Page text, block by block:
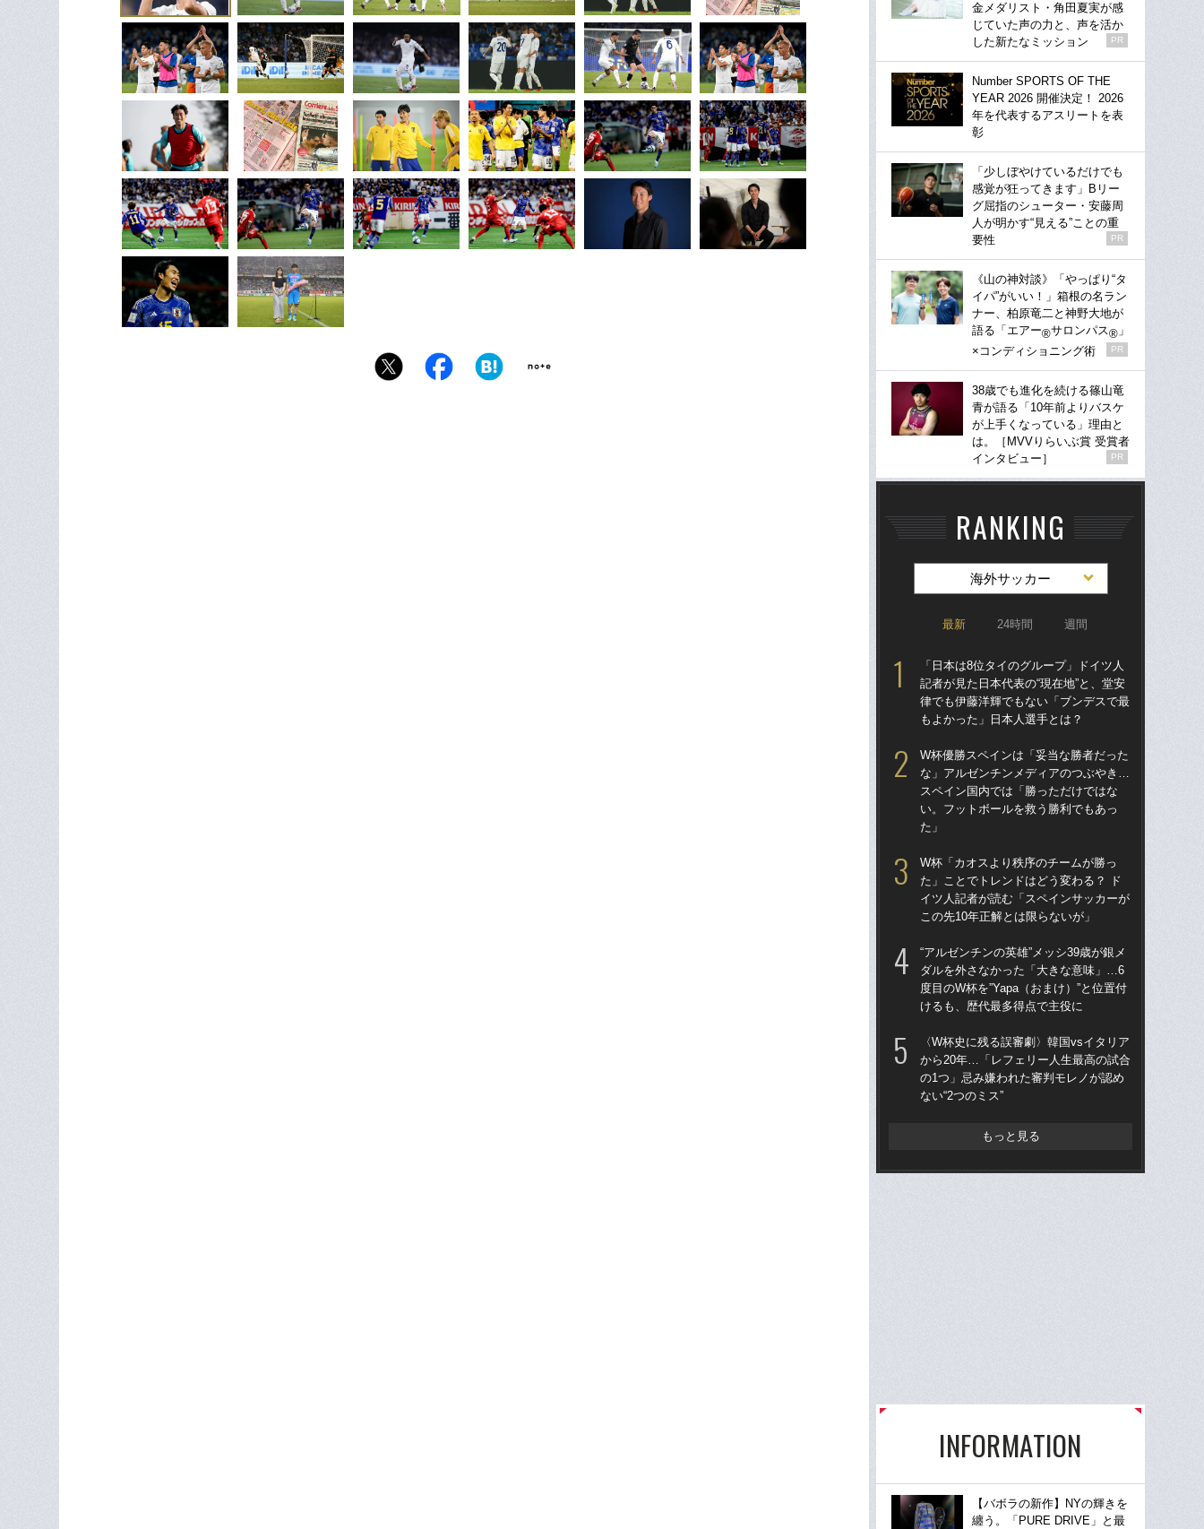
金メダリスト・角田夏実が感
じていた声の力と、声を活か
した新たなミッション
PR
Number SPORTS OF THE
YEAR 2026 開催決定！ 2026
年を代表するアスリートを表
彰
「少しぼやけているだけでも
感覚が狂ってきます」Bリー
グ屈指のシューター・安藤周
人が明かす“見える”ことの重
要性
PR
《山の神対談》「やっぱり“タ
イパ”がいい！」箱根の名ラン
ナー、柏原竜二と神野大地が
語る「エアー®サロンパス® 」
×コンディショニング術
PR
38歳でも進化を続ける篠山竜
青が語る「10年前よりバスケ
が上手くなっている」理由と
は。［MVVりらいぶ賞 受賞者
インタビュー］
PR
RANKING
海外サッカー
最新 24時間 週間
「日本は8位タイのグループ」ドイツ人
記者が見た日本代表の“現在地”と、堂安
律でも伊藤洋輝でもない「ブンデスで最
もよかった」日本人選手とは？
W杯優勝スペインは「妥当な勝者だった
な」アルゼンチンメディアのつぶやき…
スペイン国内では「勝っただけではな
い。フットボールを救う勝利でもあっ
た」
W杯「カオスより秩序のチームが勝っ
た」ことでトレンドはどう変わる？ ド
イツ人記者が読む「スペインサッカーが
この先10年正解とは限らないが」
“アルゼンチンの英雄”メッシ39歳が銀メ
ダルを外さなかった「大きな意味」…6
度目のW杯を”Yapa（おまけ）”と位置付
けるも、歴代最多得点で主役に
〈W杯史に残る誤審劇〉韓国vsイタリア
から20年…「レフェリー人生最高の試合
の1つ」忌み嫌われた審判モレノが認め
ない“2つのミス”
もっと見る
INFORMATION
【バボラの新作】NYの輝きを
纏う。「PURE DRIVE」と最